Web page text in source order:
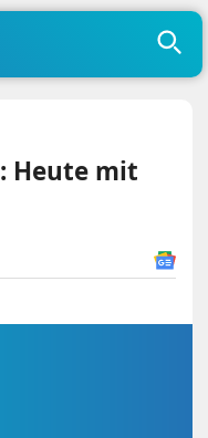
Heute mit